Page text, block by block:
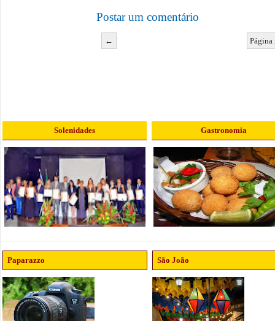
Postar um comentário
←
Solenidades Gastronomia
Paparazzo São João